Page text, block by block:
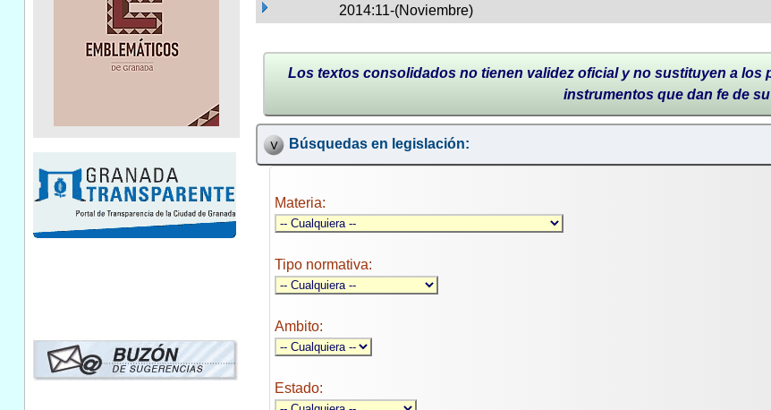
2014:11-(Noviembre)
Los textos consolidados no tienen validez oficial y no sustituyen a
instrumentos que dan fe de
Búsquedas en legislación:
Materia:
Tipo normativa:
Ambito:
Estado: